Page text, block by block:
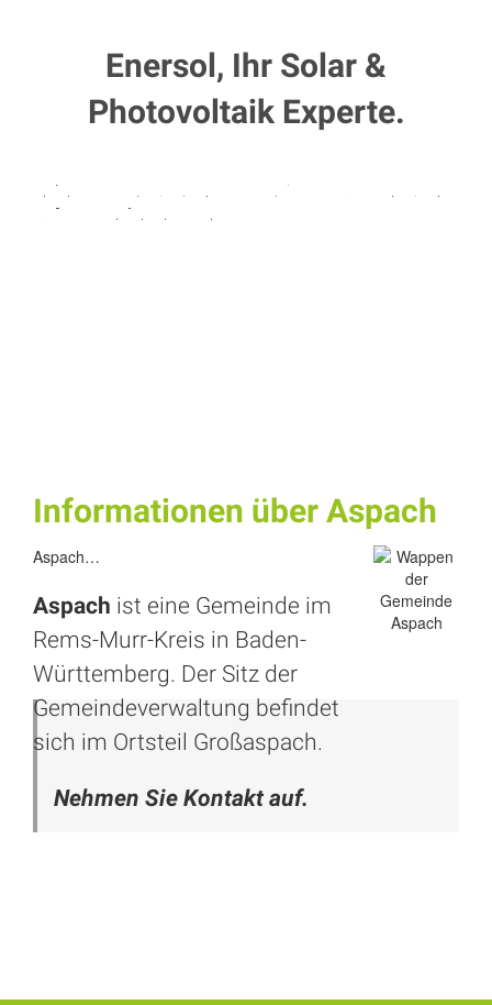
Enersol, Ihr Solar &
Photovoltaik Experte.
Informationen über Aspach
Aspach…
Aspach ist eine Gemeinde im
Rems-Murr-Kreis in Baden-
Württemberg. Der Sitz der
Gemeindeverwaltung befindet
sich im Ortsteil Großaspach.
Nehmen Sie Kontakt auf.